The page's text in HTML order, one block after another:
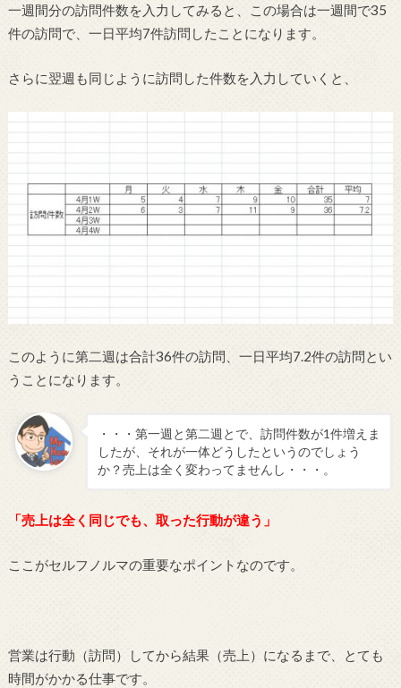
一週間分の訪問件数を入力してみると、この場合は一週間で35
件の訪問で、一日平均7件訪問したことになります。
さらに翌週も同じように訪問した件数を入力していくと、
このように第二週は合計36件の訪問、一日平均7.2件の訪問とい
うことになります。
・・・第一週と第二週とで、訪問件数が1件増えま
したが、それが一体どうしたというのでしょう
か？売上は全く変わってませんし・・・。
「売上は全く同じでも、取った行動が違う」
ここがセルフノルマの重要なポイントなのです。
営業は行動（訪問）してから結果（売上）になるまで、とても
時間がかかる仕事です。